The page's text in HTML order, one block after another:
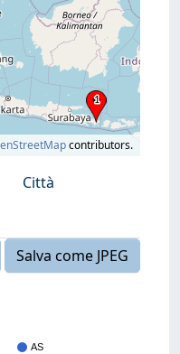
contributors.
Città
Salva come JPEG
AS